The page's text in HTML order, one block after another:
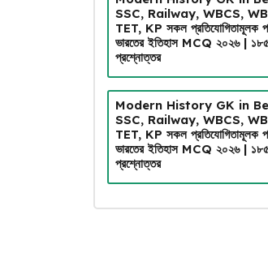
SSC, Railway, WBCS,
TET, KP সকল প্রতিযোগিতামূলক
ভারতের ইতিহাস MCQ ২০২৬ |
প্রশ্নোত্তর
Modern History GK in
SSC, Railway, WBCS,
TET, KP সকল প্রতিযোগিতামূলক
ভারতের ইতিহাস MCQ ২০২৬ |
প্রশ্নোত্তর